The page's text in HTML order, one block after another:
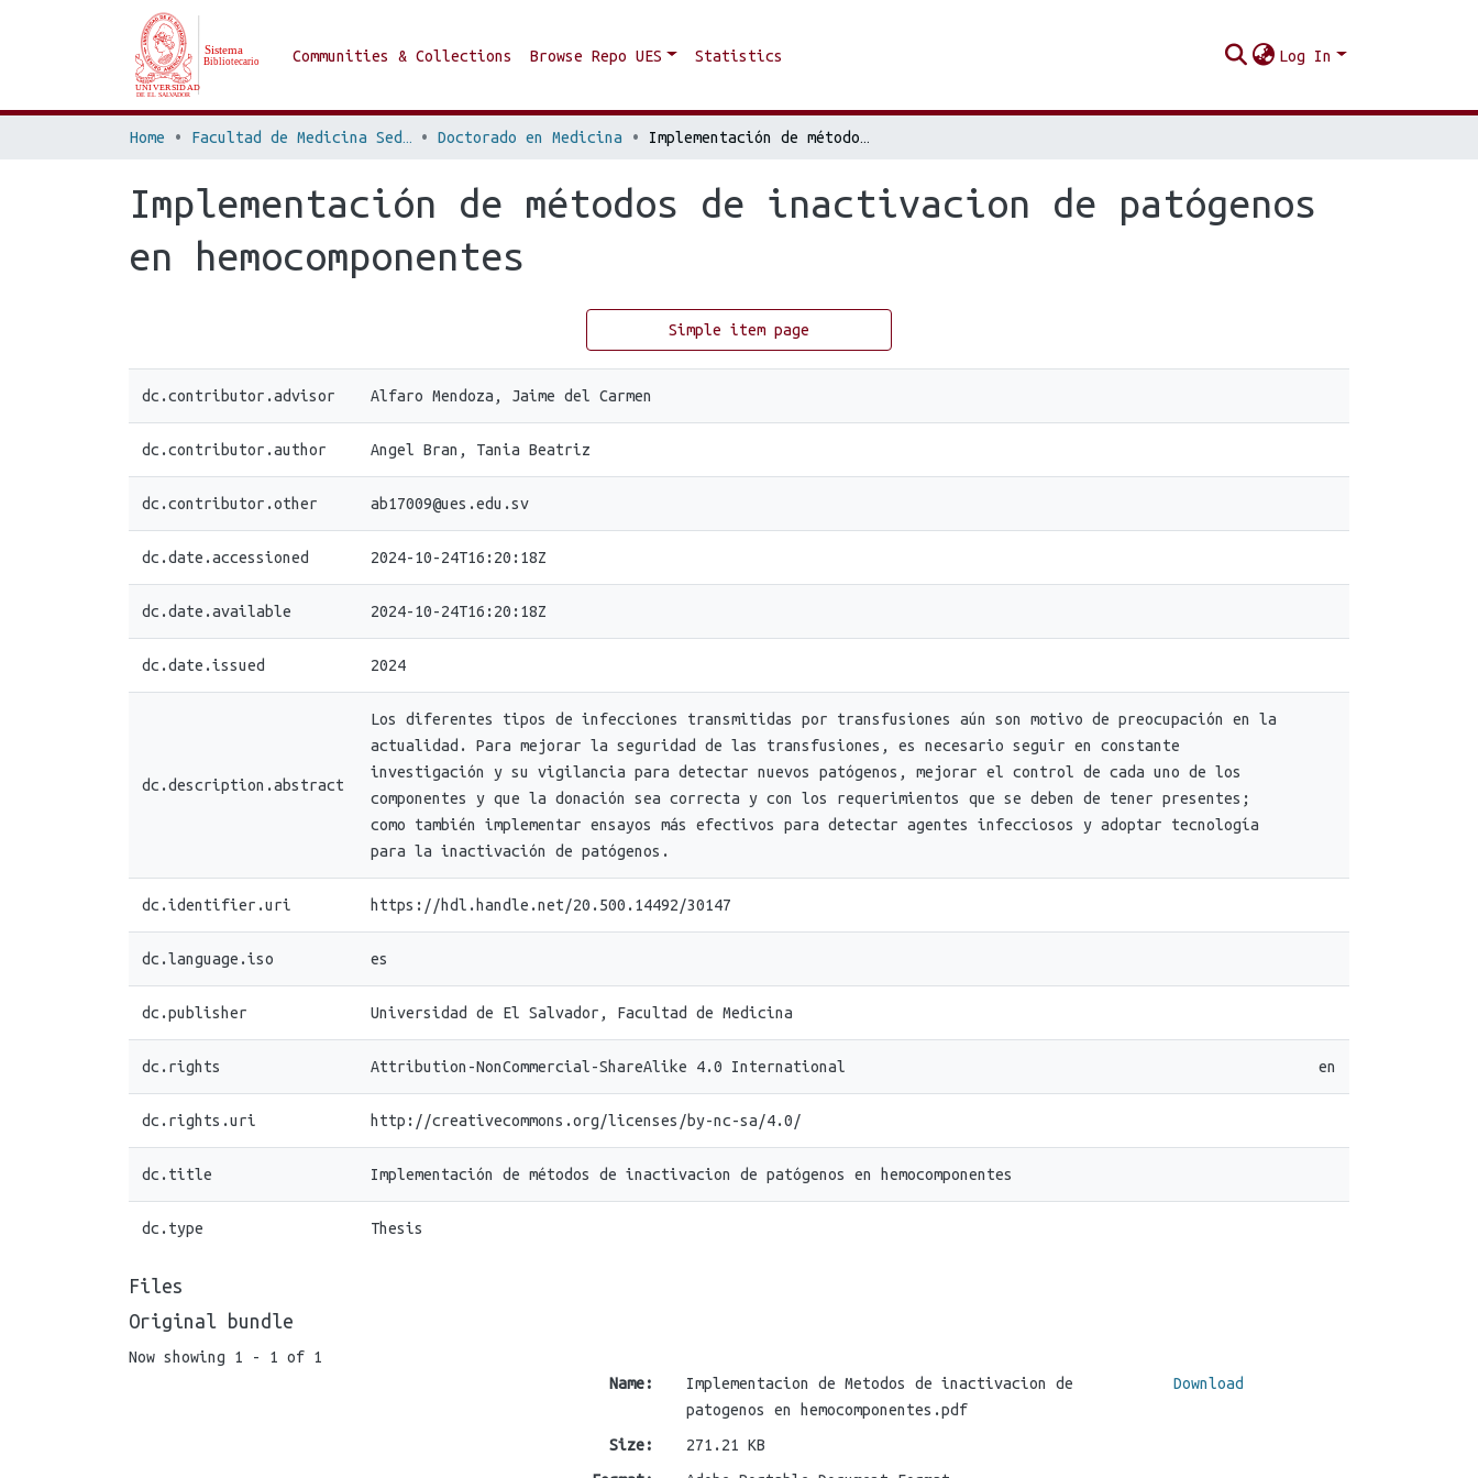
Communities & Collections Browse Repo UES Statistics Log In
Home Facultad de Medicina Sede San Salvador Doctorado en Medicina Implementación de métodos de inactivacion de patógenos en hemocomponentes
Implementación de métodos de inactivacion de patógenos
en hemocomponentes
Simple item page
dc.contributor.advisor Alfaro Mendoza, Jaime del Carmen
dc.contributor.author Angel Bran, Tania Beatriz
dc.contributor.other ab17009@ues.edu.sv
dc.date.accessioned 2024-10-24T16:20:18Z
dc.date.available 2024-10-24T16:20:18Z
dc.date.issued 2024
dc.description.abstract
Los diferentes tipos de infecciones transmitidas por transfusiones aún son motivo de preocupación en la
actualidad. Para mejorar la seguridad de las transfusiones, es necesario seguir en constante
investigación y su vigilancia para detectar nuevos patógenos, mejorar el control de cada uno de los
componentes y que la donación sea correcta y con los requerimientos que se deben de tener presentes;
como también implementar ensayos más efectivos para detectar agentes infecciosos y adoptar tecnología
para la inactivación de patógenos.
dc.identifier.uri https://hdl.handle.net/20.500.14492/30147
dc.language.iso es
dc.publisher Universidad de El Salvador, Facultad de Medicina
dc.rights Attribution-NonCommercial-ShareAlike 4.0 International en
dc.rights.uri http://creativecommons.org/licenses/by-nc-sa/4.0/
dc.title Implementación de métodos de inactivacion de patógenos en hemocomponentes
dc.type Thesis
Files
Original bundle
Now showing 1 - 1 of 1
Name:
Implementacion de Metodos de inactivacion de
patogenos en hemocomponentes.pdf
Size:
271.21 KB
Download